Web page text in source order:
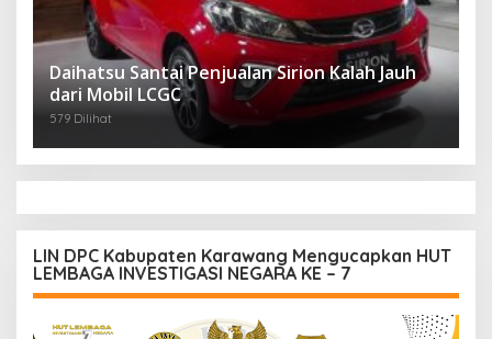
Daihatsu Santai Penjualan Sirion Kalah Jauh
dari Mobil LCGC
579 Dilihat
LIN DPC Kabupaten Karawang Mengucapkan HUT
LEMBAGA INVESTIGASI NEGARA KE – 7